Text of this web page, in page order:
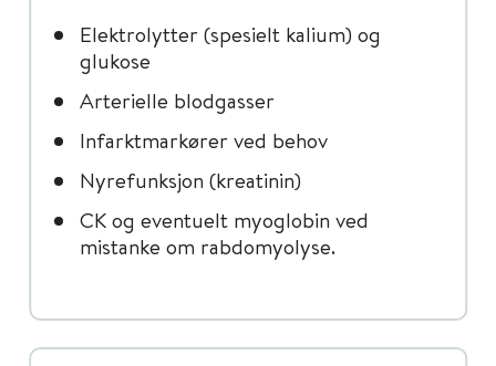
Elektrolytter (spesielt kalium) og
glukose
Arterielle blodgasser
Infarktmarkører ved behov
Nyrefunksjon (kreatinin)
CK og eventuelt myoglobin ved
mistanke om rabdomyolyse.